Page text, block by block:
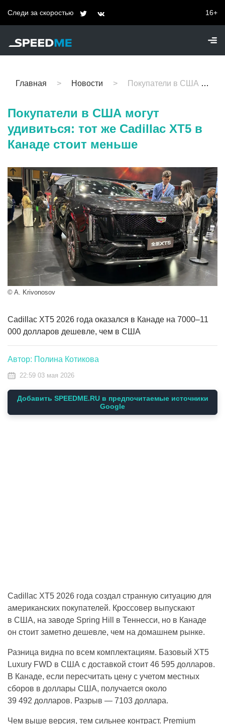
Следи за скоростью 16+
Главная Новости Покупатели в США могут удивиться: тот же Cadillac XT5 в Канаде стоит меньше
Покупатели в США могут
удивиться: тот же Cadillac XT5 в
Канаде стоит меньше
© A. Krivonosov
Cadillac XT5 2026 года оказался в Канаде на 7000–11
000 долларов дешевле, чем в США
Автор: Полина Котикова
22:59 03 мая 2026
Добавить SPEEDME.RU в предпочитаемые источники
Google
Cadillac XT5 2026 года создал странную ситуацию для
американских покупателей. Кроссовер выпускают
в США, на заводе Spring Hill в Теннесси, но в Канаде
он стоит заметно дешевле, чем на домашнем рынке.
Разница видна по всем комплектациям. Базовый XT5
Luxury FWD в США с доставкой стоит 46 595 долларов.
В Канаде, если пересчитать цену с учетом местных
сборов в доллары США, получается около
39 492 долларов. Разрыв — 7103 доллара.
Чем выше версия, тем сильнее контраст. Premium